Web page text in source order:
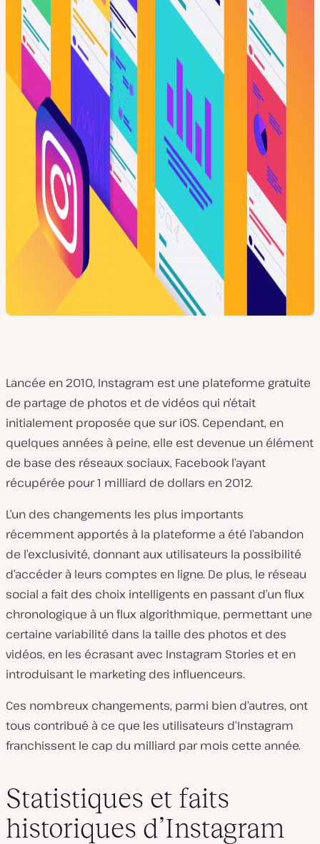
Lancée en 2010, Instagram est une plateforme gratuite
de partage de photos et de vidéos qui n’était
initialement proposée que sur iOS. Cependant, en
quelques années à peine, elle est devenue un élément
de base des réseaux sociaux, Facebook l’ayant
récupérée pour 1 milliard de dollars en 2012.
L’un des changements les plus importants
récemment apportés à la plateforme a été l’abandon
de l’exclusivité, donnant aux utilisateurs la possibilité
d’accéder à leurs comptes en ligne. De plus, le réseau
social a fait des choix intelligents en passant d’un flux
chronologique à un flux algorithmique, permettant une
certaine variabilité dans la taille des photos et des
vidéos, en les écrasant avec Instagram Stories et en
introduisant le marketing des influenceurs.
Ces nombreux changements, parmi bien d’autres, ont
tous contribué à ce que les utilisateurs d’Instagram
franchissent le cap du milliard par mois cette année.
Statistiques et faits
historiques d’Instagram